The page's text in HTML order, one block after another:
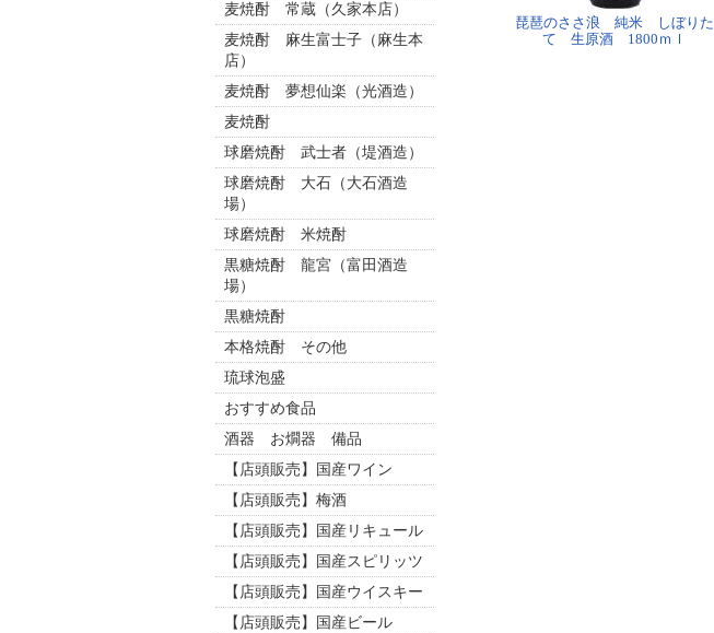
麦焼酎 常蔵（久家本店）
麦焼酎 麻生富士子（麻生本
店）
麦焼酎 夢想仙楽（光酒造）
麦焼酎
球磨焼酎 武士者（堤酒造）
球磨焼酎 大石（大石酒造
場）
球磨焼酎 米焼酎
黒糖焼酎 龍宮（富田酒造
場）
黒糖焼酎
本格焼酎 その他
琉球泡盛
おすすめ食品
酒器 お燗器 備品
【店頭販売】国産ワイン
【店頭販売】梅酒
【店頭販売】国産リキュール
【店頭販売】国産スピリッツ
【店頭販売】国産ウイスキー
【店頭販売】国産ビール
琵琶のささ浪 純米 しぼりた
て 生原酒 1800ｍｌ